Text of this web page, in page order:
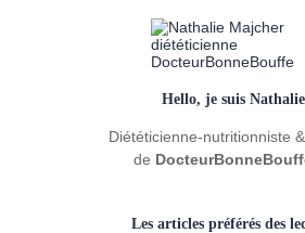
Hello, je suis
Diététicienne-nutritionniste
de
Les articles préférés des